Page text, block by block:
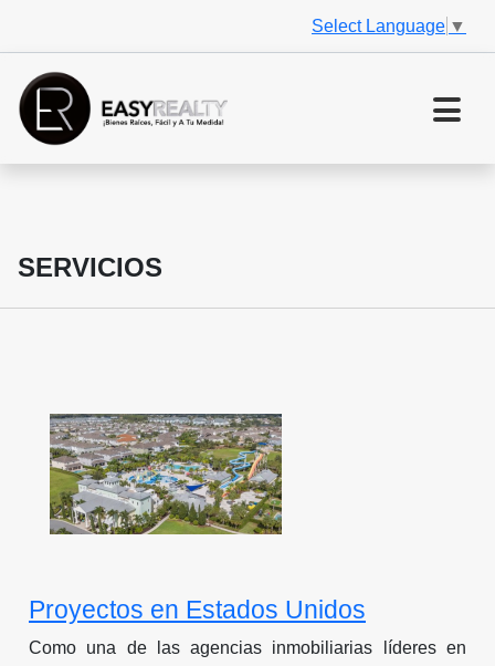
Select Language ▼
SERVICIOS
Proyectos en Estados Unidos
Como una de las agencias inmobiliarias líderes en